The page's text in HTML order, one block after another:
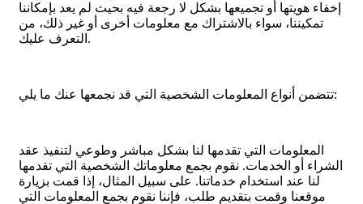
إخفاء هويتها أو تجميعها بشكل لا رجعة فيه بحيث لم يعد بإمكاننا
تمكيننا، سواء بالاشتراك مع معلومات أخرى أو غير ذلك، من
التعرف عليك.
تتضمن أنواع المعلومات الشخصية التي قد نجمعها عنك ما يلي:
المعلومات التي تقدمها لنا بشكل مباشر وطوعي لتنفيذ عقد
الشراء أو الخدمات. نقوم بجمع معلوماتك الشخصية التي تقدمها
لنا عند استخدام خدماتنا. على سبيل المثال، إذا قمت بزيارة
موقعنا وقمت بتقديم طلب، فإننا نقوم بجمع المعلومات التي